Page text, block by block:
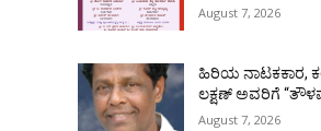
August 7, 2026
ಹಿರಿಯ ನಾಟಕಕಾರ,
ಲಕ್ಷಣ್ ಅವರಿಗೆ “ತೌಳವ
August 7, 2026